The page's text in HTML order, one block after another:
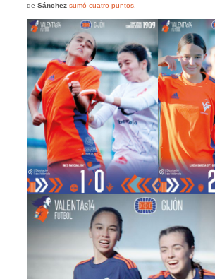
de Sánchezsumó cuatro puntos.